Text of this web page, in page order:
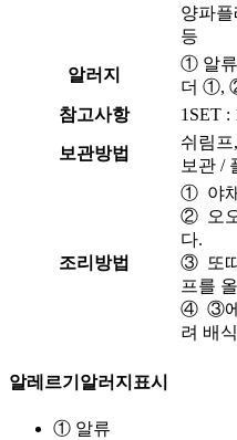
양파
등
알러지
① 알
더 ①,
참고사항
1SET :
보관방법
쉬림
보관 /
조리방법
① 야
② 오오
다.
③ 또띠
프를
④ ③에
려 배
알레르기 알러지표시
① 알류